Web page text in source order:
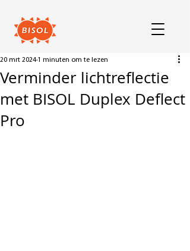
Verminder lichtreflectie
met BISOL Duplex Deflect
Pro
20 mrt 2024 1 minuten om te lezen